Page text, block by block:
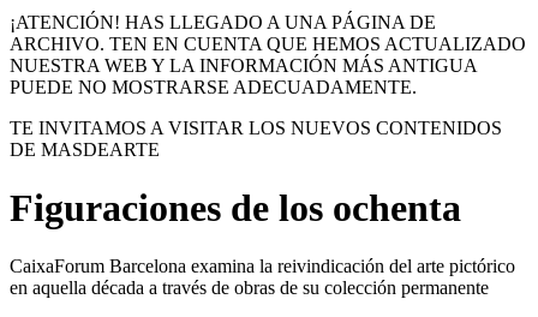
¡ATENCIÓN! HAS LLEGADO A UNA PÁGINA DE
ARCHIVO. TEN EN CUENTA QUE HEMOS ACTUALIZADO
NUESTRA WEB Y LA INFORMACIÓN MÁS ANTIGUA
PUEDE NO MOSTRARSE ADECUADAMENTE.
TE INVITAMOS A VISITAR LOS NUEVOS CONTENIDOS
DE MASDEARTE
Figuraciones de los ochenta
CaixaForum Barcelona examina la reivindicación del arte pictórico
en aquella década a través de obras de su colección permanente